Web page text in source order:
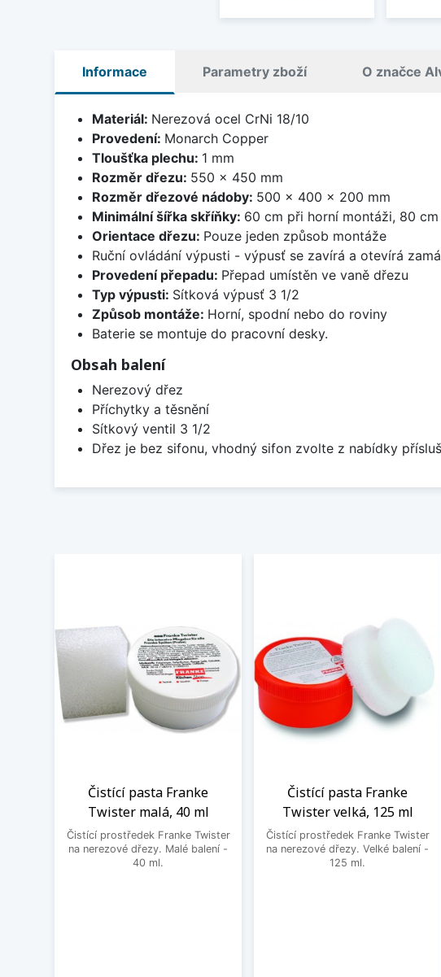
Informace Parametry zboží O značce
Materiál: Nerezová ocel CrNi 18/10
Provedení: Monarch Copper
Tloušťka plechu: 1 mm
Rozměr dřezu: 550 x 450 mm
Rozměr dřezové nádoby: 500 x 400 x 200 mm
Minimální šířka skříňky: 60 cm při horní montáži, 80
Orientace dřezu: Pouze jeden způsob montáže
Ruční ovládání výpusti - výpusť se zavírá a otevírá
Provedení přepadu: Přepad umístěn ve vaně dřezu
Typ výpusti: Sítková výpusť 3 1/2
Způsob montáže: Horní, spodní nebo do roviny
Baterie se montuje do pracovní desky.
Obsah balení
Nerezový dřez
Příchytky a těsnění
Sítkový ventil 3 1/2
Dřez je bez sifonu, vhodný sifon zvolte z nabídky
Čistící pasta Franke
Twister malá, 40 ml
Čistící prostředek Franke Twister
na nerezové dřezy. Malé balení -
40 ml.
Čistící pasta Franke
Twister velká, 125 ml
Čistící prostředek Franke Twister
na nerezové dřezy. Velké balení -
125 ml.